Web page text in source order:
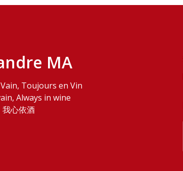
MA
Toujours en Vin
Always in wine
我心依酒